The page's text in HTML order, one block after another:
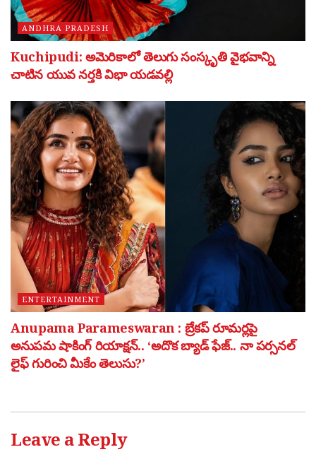
ANDHRA PRADESH
Kuchipudi: అమెరికాలో తెలుగు సంస్కృతి వైభవాన్ని
చాటిన యువ నర్తకి విభా యడవల్లి
ENTERTAINMENT
Anupama Parameswaran : బ్రేకప్ రూమర్లపై
అనుపమ షాకింగ్ రియాక్షన్.. ‘అదొక బ్యాడ్ ఫేజ్.. నా పర్సనల్
లైఫ్ గురించి మీకేం తెలుసు?’
Leave a Reply